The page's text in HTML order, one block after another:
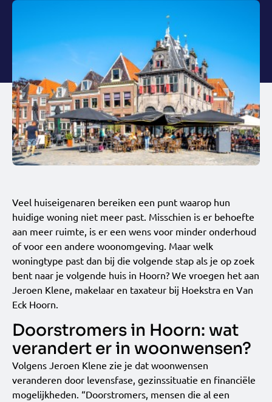
Veel huiseigenaren bereiken een punt waarop hun
huidige woning niet meer past. Misschien is er behoefte
aan meer ruimte, is er een wens voor minder onderhoud
of voor een andere woonomgeving. Maar welk
woningtype past dan bij die volgende stap als je op zoek
bent naar je volgende huis in Hoorn? We vroegen het aan
Jeroen Klene, makelaar en taxateur bij Hoekstra en Van
Eck Hoorn.
Doorstromers in Hoorn: wat
verandert er in woonwensen?
Volgens Jeroen Klene zie je dat woonwensen
veranderen door levensfase, gezinssituatie en financiële
mogelijkheden. “Doorstromers, mensen die al een